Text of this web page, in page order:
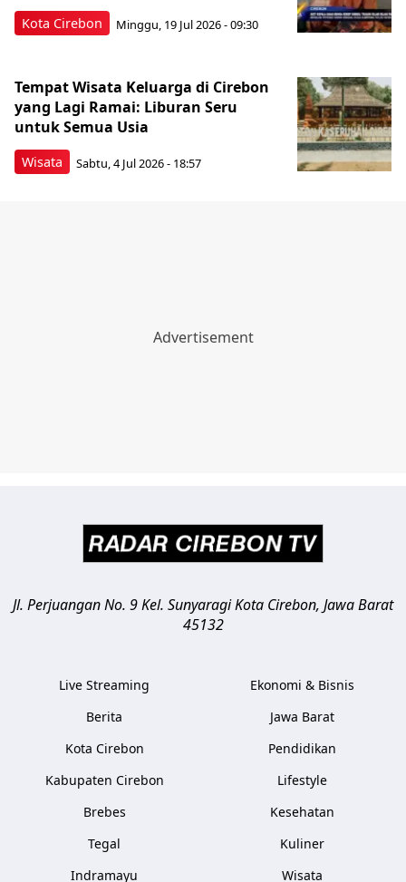
Kota Cirebon Minggu, 19 Jul 2026 - 09:30
Wisata
Tempat Wisata Keluarga di Cirebon
yang Lagi Ramai: Liburan Seru
untuk Semua Usia
Sabtu, 4 Jul 2026 - 18:57
Jl. Perjuangan No. 9 Kel. SunyaragiKota Cirebon, Jawa Barat
45132
Live Streaming
Berita
Kota Cirebon
Kabupaten Cirebon
Brebes
Tegal
Indramayu
Ekonomi & Bisnis
Jawa Barat
Pendidikan
Lifestyle
Kesehatan
Kuliner
Wisata